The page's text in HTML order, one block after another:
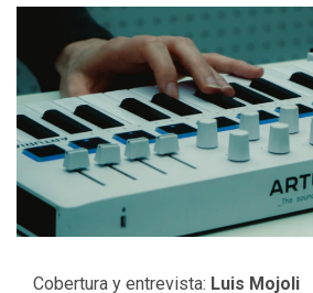
Cobertura y entrevista: Luis Mojoli